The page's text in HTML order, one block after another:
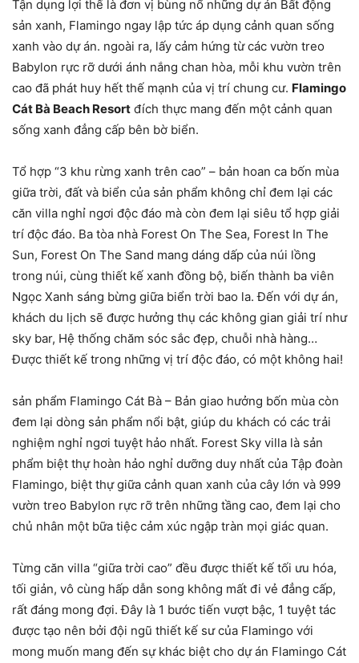
Tận dụng lợi thế là đơn vị bùng nổ những dự án Bất động
sản xanh, Flamingo ngay lập tức áp dụng cảnh quan sống
xanh vào dự án. ngoài ra, lấy cảm hứng từcác vườn treo
Babylon rực rỡ dưới ánh nắng chan hòa, mỗi khu vườn trên
cao đã phát huy hết thế mạnh của vị trí chung cư. Flamingo
Cát Bà Beach Resort đích thực mang đến một cảnh quan
sống xanh đẳng cấp bên bờ biển.
Tổ hợp “3 khu rừng xanh trên cao” – bản hoan ca bốn mùa
giữa trời, đất và biển của sản phẩm không chỉ đem lại các
căn villa nghỉ ngơi độc đáo mà còn đem lại siêu tổ hợp giải
trí độc đáo. Ba tòa nhà Forest On The Sea, Forest In The
Sun, Forest On The Sand mang dáng dấp của núi lồng
trong núi, cùng thiết kế xanh đồng bộ, biến thành ba viên
Ngọc Xanh sáng bừng giữa biển trời bao la. Đến với dự án,
khách du lịch sẽ được hưởng thụ các không gian giải trí như
sky bar, Hệ thống chăm sóc sắc đẹp, chuỗi nhà hàng…
Được thiết kế trong những vị trí độc đáo, có một không hai!
sản phẩm Flamingo Cát Bà – Bản giao hưởng bốn mùa còn
đem lại dòng sản phẩm nổi bật, giúp du khách có các trải
nghiệm nghỉ ngơi tuyệt hảo nhất. Forest Sky villa là sản
phẩm biệt thự hoàn hảo nghỉ dưỡng duy nhất của Tập đoàn
Flamingo, biệt thựgiữa cảnh quan xanh của cây lớn và 999
vườn treo Babylon rực rỡ trên những tầng cao, đem lại cho
chủ nhân một bữa tiệc cảm xúc ngập tràn mọi giác quan.
Từng căn villa “giữa trời cao” đều được thiết kế tối ưu hóa,
tối giản, vô cùng hấp dẫn song không mất đi vẻ đẳng cấp,
rất đáng mong đợi. Đây là 1 bước tiến vượt bậc, 1 tuyệt tác
được tạo nên bởi đội ngũ thiết kế sư của Flamingo với
mong muốn mang đến sự khác biệt cho dự án Flamingo Cát